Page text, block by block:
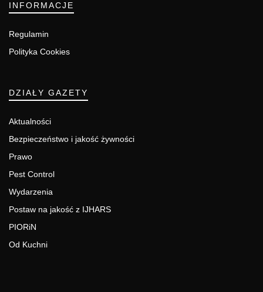
INFORMACJE
Regulamin
Polityka Cookies
DZIAŁY GAZETY
Aktualności
Bezpieczeństwo i jakość żywności
Prawo
Pest Control
Wydarzenia
Postaw na jakość z IJHARS
PIORiN
Od Kuchni